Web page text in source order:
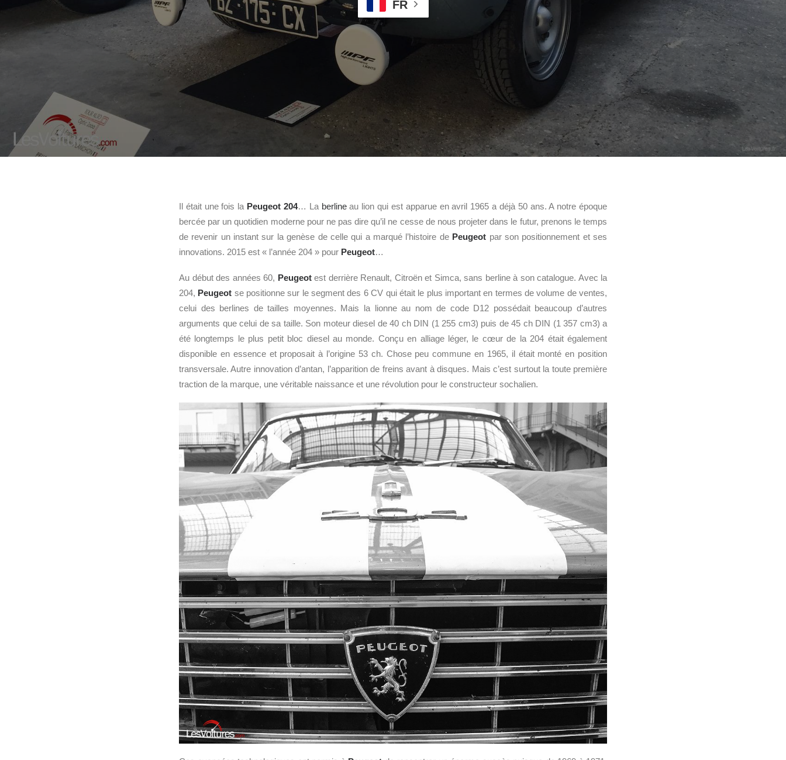
FR
Il était une fois la Peugeot 204… La berlineau lion qui est apparue en avril 1965 a déjà 50 ans. A notre époque
bercée par un quotidien moderne pour ne pas dire qu’il ne cesse de nous projeter dans le futur, prenons le temps
de revenir un instant sur la genèse de celle qui a marqué l’histoire de Peugeot par son positionnement et ses
innovations. 2015 est « l’année 204 » pour Peugeot…
Au début des années 60, Peugeotest derrière Renault, Citroën et Simca, sans berline à son catalogue. Avec la
204, Peugeot se positionne sur le segment des 6 CV qui était le plus important en termes de volume de ventes,
celui des berlines de tailles moyennes. Mais la lionne au nom de code D12 possédait beaucoup d’autres
arguments que celui de sa taille. Son moteur diesel de 40 ch DIN (1 255 cm3) puis de 45 ch DIN (1 357 cm3) a
été longtemps le plus petit bloc diesel au monde. Conçu en alliage léger, le cœur de la 204 était également
disponible en essence et proposait à l’origine 53 ch. Chose peu commune en 1965, il était monté en position
transversale. Autre innovation d’antan, l’apparition de freins avant à disques. Mais c’est surtout la toute première
traction de la marque, une véritable naissance et une révolution pour le constructeur sochalien.